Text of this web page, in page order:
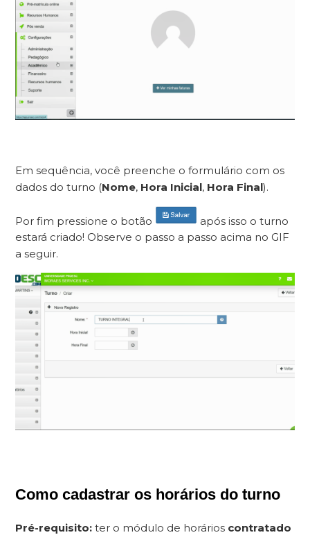
Em sequência, você preenche o formulário com os
dados do turno (Nome, Hora Inicial, Hora Final).
Por fim pressione o botão
após isso o turno
estará criado! Observe o passo a passo acima no GIF
a seguir.
Como cadastrar os horários do turno
Pré-requisito:ter o módulo de horários contratado